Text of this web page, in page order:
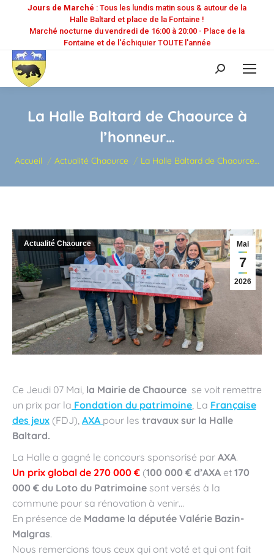
Jours de Marché : Tous les lundis matin sous & autour de la
Halle Baltard et place de la Fontaine !
Marché nocturne du vendredi de 16:00 à 20:00 - Place de la
Fontaine et de l'échiquier TOUTE l'année
Recherche
:
La Halle Baltard de Chaource à
l’honneur…
Vous êtes ici :
Accueil Actualité Chaource La Halle Baltard de Chaource…
Mai
7
2026
Actualité Chaource
Ce Jeudi 07 Mai, la Mairie de Chaource se voit remettre
un prix par la Fondation du patrimoine, La Française
des jeux (FDJ), AXA pour les travaux sur la Halle
Baltard.
La Halle a gagné le concours sponsorisé par AXA.
Un prix global de 270 000 € (100 000 € d’AXA et 170
000 € du Loto du Patrimoine sont versés à la
commune pour sa rénovation à venir…
En présence de Madame la députée Valérie Bazin-
Malgras.
Nous remercions tous ceux qui ont voté et qui ont fait